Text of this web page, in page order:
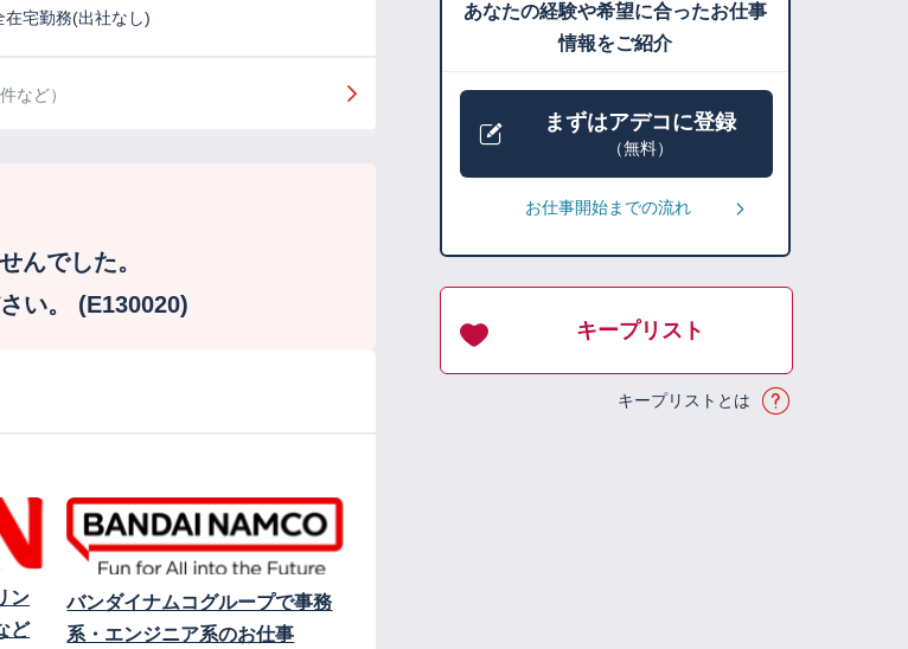
宅勤務(出社なし)
など）
んでした。
い。 (E130020)
ン
ど
バンダイナムコグループで事務
系・エンジニア系のお仕事
あなたの経験や希望に合ったお仕事
情報をご紹介
まずはアデコに登録
（無料）
お仕事開始までの流れ
キープリスト
キープリストとは